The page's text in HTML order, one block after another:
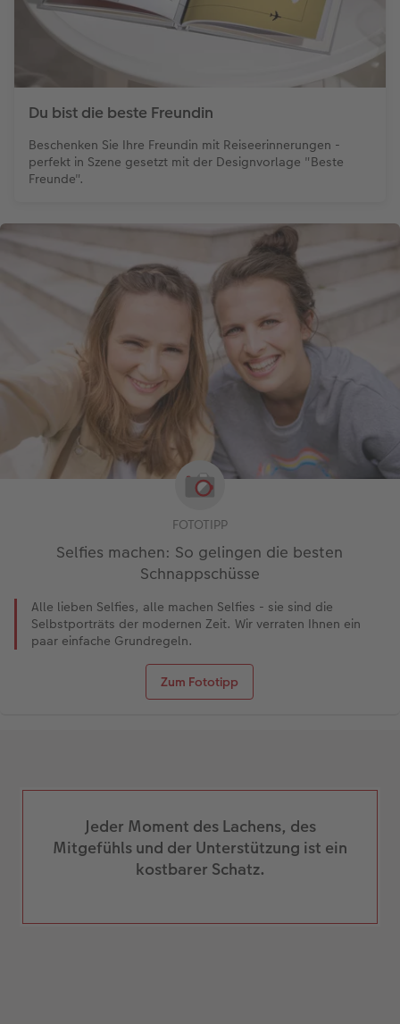
Anleitungen & Hilfe
Inspiration
Neuheiten
im Wunschformat
Neuheiten
Extras
Digitale Grußkarte
CEWE myPhotos
Neuheiten
Neuheiten
Neuheiten
Du bist die beste Freundin
Beschenken Sie Ihre Freundin mit Reiseerinnerungen -
perfekt in Szene gesetzt mit der Designvorlage "Beste
Freunde".
FOTOTIPP
Selfies machen: So gelingen die besten
Schnappschüsse
Alle lieben Selfies, alle machen Selfies - sie sind die
Selbstporträts der modernen Zeit. Wir verraten Ihnen ein
paar einfache Grundregeln.
Zum Fototipp
Jeder Moment des Lachens, des
Mitgefühls und der Unterstützung ist ein
kostbarer Schatz.